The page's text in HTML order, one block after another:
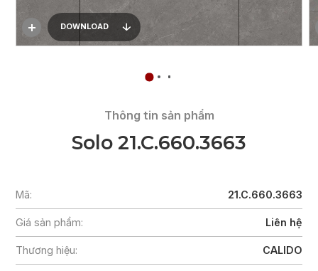
DOWNLOAD
Thông tin sản phẩm
Solo 21.C.660.3663
Mã: 21.C.660.3663
Giá sản phẩm: Liên hệ
Thương hiệu: CALIDO